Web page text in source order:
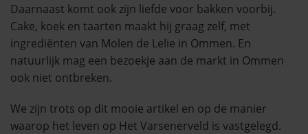
Daarnaast komt ook zijn liefde voor bakken voorbij.
Cake, koek en taarten maakt hij graag zelf, met
ingrediënten van Molen de Lelie in Ommen. En
natuurlijk mag een bezoekje aan de markt in Ommen
ook niet ontbreken.
We zijn trots op dit mooie artikel en op de manier
waarop het leven op Het Varsenerveld is vastgelegd.